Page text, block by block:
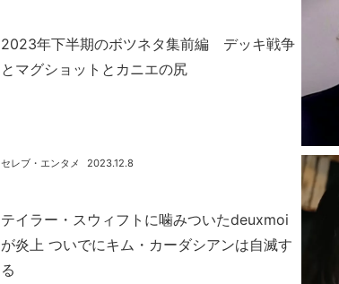
2023年下半期のボツネタ集前編 デッキ戦争
とマグショットとカニエの尻
テイラー・スウィフトに噛みついたdeuxmoi
が炎上 ついでにキム・カーダシアンは自滅す
る
2023.12.8
セレブ・エンタメ